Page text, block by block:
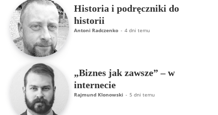
Historia i podręczniki do
historii
Antoni Radczenko - 4 dni temu
„Biznes jak zawsze” – w
internecie
Rajmund Klonowski - 5 dni temu